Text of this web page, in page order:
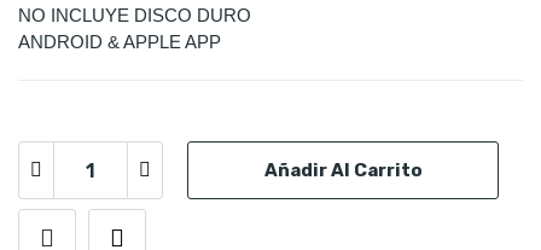
NO INCLUYE DISCO DURO
ANDROID & APPLE APP
Añadir Al Carrito